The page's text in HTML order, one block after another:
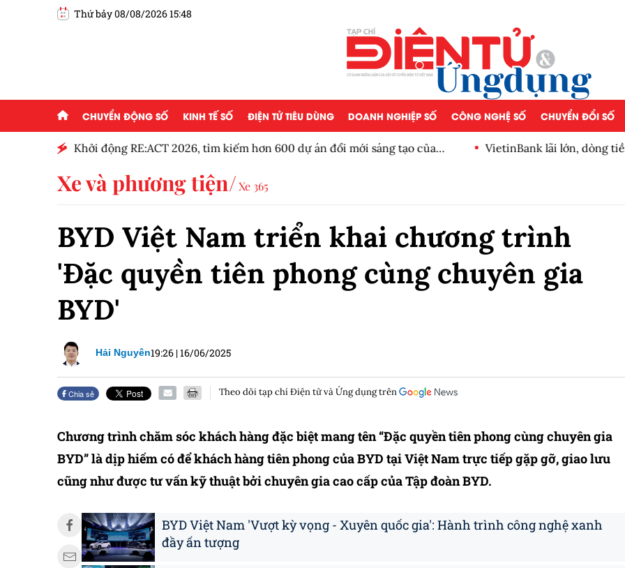
Thứ bảy 08/08/2026 15:48
CHUYỂN ĐỘNG SỐ KINH TẾ SỐ ĐIỆN TỬ TIÊU DÙNG DOANH NGHIỆP SỐ CÔNG NGHỆ SỐ CHUYỂN ĐỔI SỐ
Khởi động RE:ACT 2026, tìm kiếm hơn 600 dự án đổi mới sáng tạo của
VietinBank lãi lớn, dòng
Xe và phương tiện Xe 365
BYD Việt Nam triển khai chương trình
'Đặc quyền tiên phong cùng chuyên gia
BYD'
Hải Nguyên19:26 |16/06/2025
Chia sẻ Theo dõi tạp chí Điện tử và Ứng dụng trên
Chương trình chăm sóc khách hàng đặc biệt mang tên “Đặc quyền tiên phong cùng chuyên gia
BYD” là dịp hiếm có để khách hàng tiên phong của BYD tại Việt Nam trực tiếp gặp gỡ, giao lưu
cũng như được tư vấn kỹ thuật bởi chuyên gia cao cấp của Tập đoàn BYD.
BYD Việt Nam 'Vượt kỳ vọng - Xuyên quốc gia': Hành trình công nghệ xanh
đầy ấn tượng